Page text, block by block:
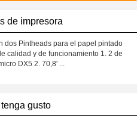
de impresora
dos Pintheads para el papel pintado
calidad y de funcionamiento 1. 2 de
DX5 2. 70,8' ...
gusto